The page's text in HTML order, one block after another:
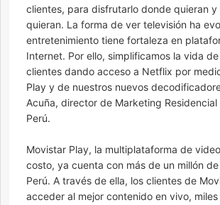
clientes, para disfrutarlo donde quieran y
quieran. La forma de ver televisión ha
entretenimiento tiene fortaleza en
Internet. Por ello, simplificamos la vida
clientes dando acceso a Netflix por
Play y de nuestros nuevos
Acuña, director de Marketing
Perú.
Movistar Play, la multiplataforma de
costo, ya cuenta con más de un millón
Perú. A través de ella, los clientes de
acceder al mejor contenido en vivo,